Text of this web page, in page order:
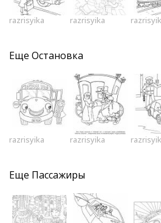
razrisyika razrisyika
Еще Остановка
razrisyika razrisyika
Еще Пассажиры